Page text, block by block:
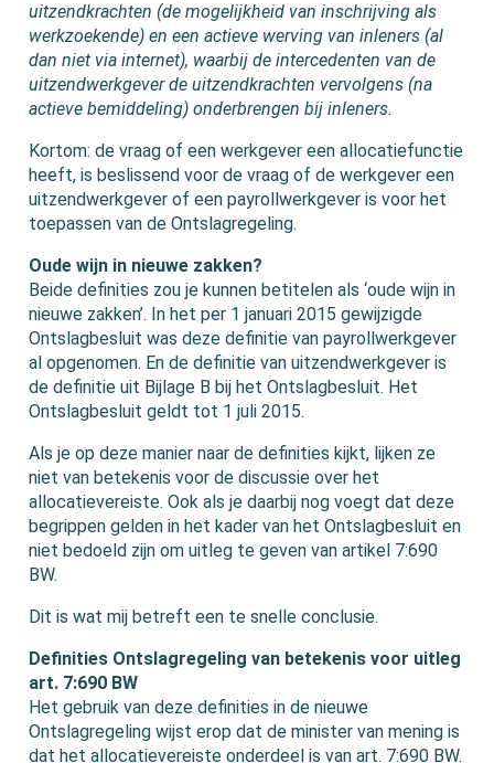
uitzendkrachten (de mogelijkheid van inschrijving als
werkzoekende) en een actieve werving van inleners (al
dan niet via internet), waarbij de intercedenten van de
uitzendwerkgever de uitzendkrachten vervolgens (na
actieve bemiddeling) onderbrengen bij inleners.
Kortom: de vraag of een werkgever een allocatiefunctie
heeft, is beslissend voor de vraag of de werkgever een
uitzendwerkgever of een payrollwerkgever is voor het
toepassen van de Ontslagregeling.
Oude wijn in nieuwe zakken?
Beide definities zou je kunnen betitelen als ‘oude wijn in
nieuwe zakken’. In het per 1 januari 2015 gewijzigde
Ontslagbesluit was deze definitie van payrollwerkgever
al opgenomen. En de definitie van uitzendwerkgever is
de definitie uit Bijlage B bij het Ontslagbesluit. Het
Ontslagbesluit geldt tot 1 juli 2015.
Als je op deze manier naar de definities kijkt, lijken ze
niet van betekenis voor de discussie over het
allocatievereiste. Ook als je daarbij nog voegt dat deze
begrippen gelden in het kader van het Ontslagbesluit en
niet bedoeld zijn om uitleg te geven van artikel 7:690
BW.
Dit is wat mij betreft een te snelle conclusie.
Definities Ontslagregeling van betekenis voor uitleg
art. 7:690 BW
Het gebruik van deze definities in de nieuwe
Ontslagregeling wijst erop dat de minister van mening is
dat het allocatievereiste onderdeel is van art. 7:690 BW.